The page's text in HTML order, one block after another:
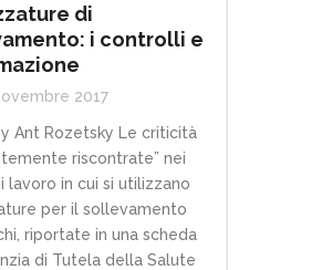
di
i controlli e
2017
Ant Rozetsky Le criticità
riscontrate” nei
lavoro in cui si utilizzano
per il sollevamento
riportate in una scheda
di Tutela della Salute